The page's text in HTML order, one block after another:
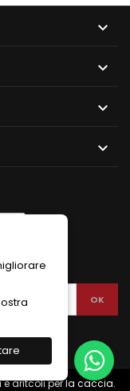




e aritcoli per la caccia.